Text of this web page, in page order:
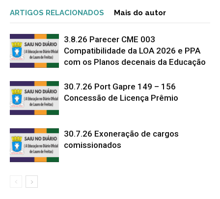
ARTIGOS RELACIONADOS Mais do autor
3.8.26 Parecer CME 003
Compatibilidade da LOA 2026 e PPA
com os Planos decenais da Educação
30.7.26 Port Gapre 149 – 156
Concessão de Licença Prêmio
30.7.26 Exoneração de cargos
comissionados